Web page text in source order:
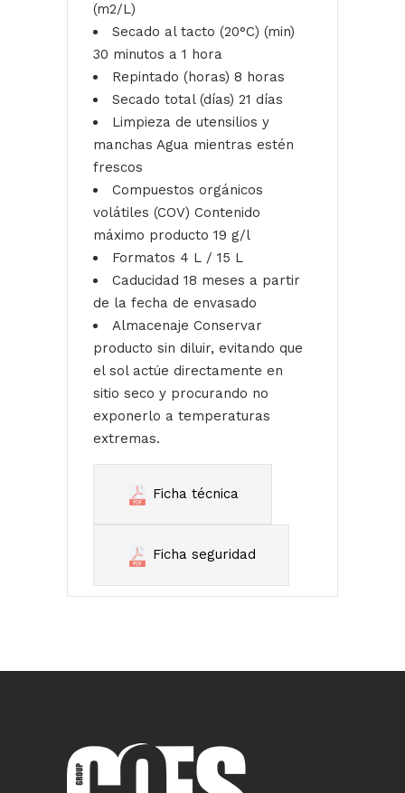
(m2/L)
Secado al tacto (20°C) (min)
30 minutos a 1 hora
Repintado (horas) 8 horas
Secado total (días) 21 días
Limpieza de utensilios y
manchas Agua mientras estén
frescos
Compuestos orgánicos
volátiles (COV) Contenido
máximo producto 19 g/l
Formatos 4 L / 15 L
Caducidad 18 meses a partir
de la fecha de envasado
Almacenaje Conservar
producto sin diluir, evitando que
el sol actúe directamente en
sitio seco y procurando no
exponerlo a temperaturas
extremas.
Ficha técnica
Ficha seguridad